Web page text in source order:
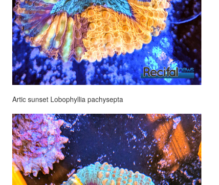
Artic sunset Lobophyllia pachysepta